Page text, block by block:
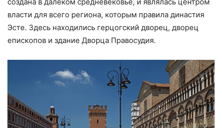
власти для всего региона, которым правила династия
Эсте. Здесь находились герцогский дворец, дворец
епископов и здание Дворца Правосудия.